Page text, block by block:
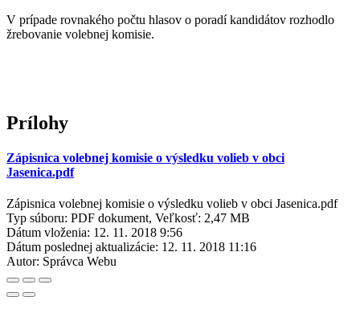
V prípade rovnakého počtu hlasov o poradí kandidátov rozhodlo
žrebovanie volebnej komisie.
Prílohy
Zápisnica volebnej komisie o výsledku volieb v obci
Jasenica.pdf
Zápisnica volebnej komisie o výsledku volieb v obci Jasenica.pdf
Typ súboru: PDF dokument, Veľkosť: 2,47 MB
Dátum vloženia: 12. 11. 2018 9:56
Dátum poslednej aktualizácie: 12. 11. 2018 11:16
Autor: Správca Webu